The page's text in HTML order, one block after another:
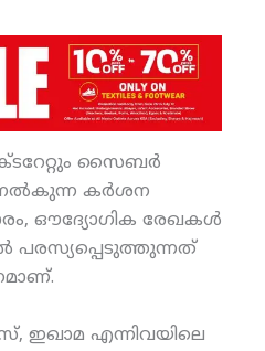
സൈബര്‍
നല്‍കുന്ന കര്‍ശന
ഔദ്യോഗിക രേഖകള്‍
പരസ്യപ്പെടുത്തുന്നത്
ഇഖാമ എന്നിവയിലെ